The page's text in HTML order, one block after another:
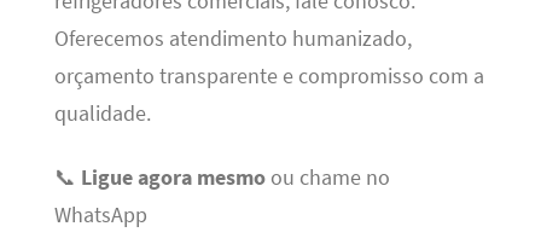
Oferecemos atendimento humanizado,
orçamento transparente e compromisso com a
qualidade.
📞 Ligue agora mesmoou chame no
WhatsApp